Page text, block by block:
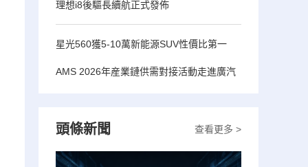
理想i8後驅長續航正式發佈
星光560獲5-10萬新能源SUV性價比第一
AMS 2026年産業鏈供需對接活動走進廣汽
查看更多 >
頭條新聞